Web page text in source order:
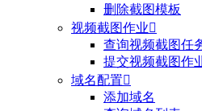
删除截图模板
视频截图作业
查询视频截图任
提交视频截图作
域名配置
添加域名